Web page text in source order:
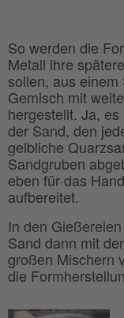
So werden die
Metall ihre
sollen, aus einem
Gemisch mit
hergestellt. Ja,
der Sand, den
gelbliche
Sandgruben
eben für das
aufbereitet.
In den
Sand dann mit
großen Mischern
die